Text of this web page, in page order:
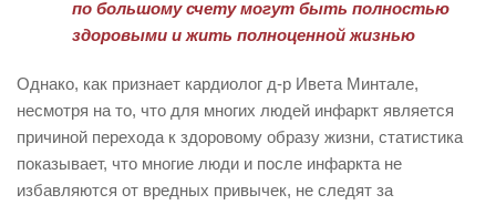
по большому счету могут быть полностью
здоровыми и жить полноценной жизнью
Однако, как признает кардиолог д-р Ивета Минтале,
несмотря на то, что для многих людей инфаркт является
причиной перехода к здоровому образу жизни, статистика
показывает, что многие люди и после инфаркта не
избавляются от вредных привычек, не следят за